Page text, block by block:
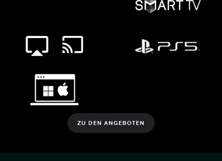
ZU DEN ANGEBOTEN